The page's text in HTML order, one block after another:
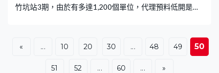
竹坑站3期，由於有多達1,200個單位，代理預料低開是必
« ... 10 20 30 ... 48 49 50
51 52 ... 60 ... »